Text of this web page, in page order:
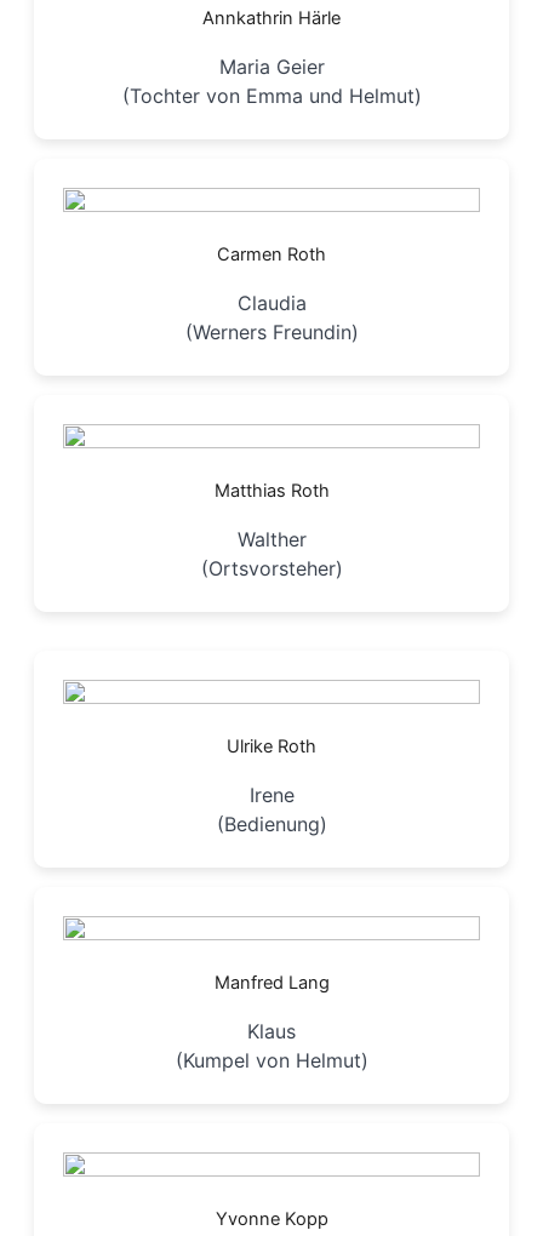
Annkathrin Härle
Maria Geier
(Tochter von Emma und Helmut)
Carmen Roth
Claudia
(Werners Freundin)
Matthias Roth
Walther
(Ortsvorsteher)
Ulrike Roth
Irene
(Bedienung)
Manfred Lang
Klaus
(Kumpel von Helmut)
Yvonne Kopp